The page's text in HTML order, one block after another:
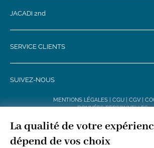
JACADI 2nd
SERVICE CLIENTS
SUIVEZ-NOUS
MENTIONS LÉGALES| CGU| CGV|
DONNÉES PERSONNELLES
*Livraison express gratuite en point relais dès 59 €
€ vers la France Métropolitaine